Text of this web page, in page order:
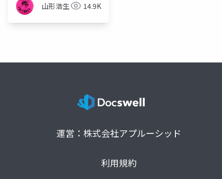
山形浩生 14.9K
運営：株式会社アプルーシッド
利用規約